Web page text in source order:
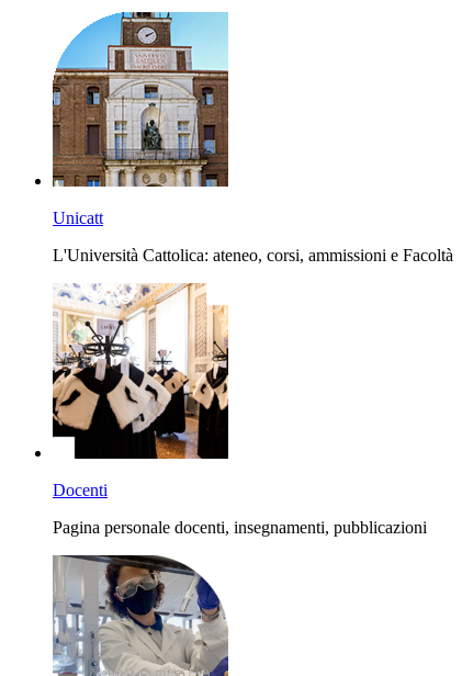
Unicatt
L'Università Cattolica: ateneo, corsi, ammissioni e Facoltà
Docenti
Pagina personale docenti, insegnamenti, pubblicazioni